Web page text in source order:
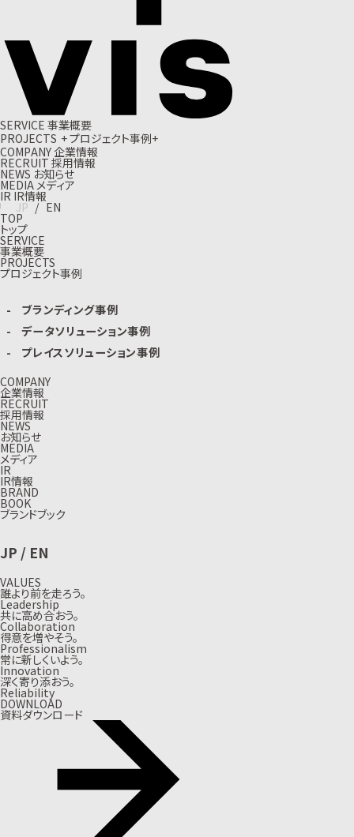
SERVICE 事業概要
PROJECTS +プロジェクト事例+
COMPANY企業情報
RECRUIT 採用情報
NEWS お知らせ
MEDIA メディア
IR IR情報
JP / EN
TOP
トップ
SERVICE
事業概要
PROJECTS
プロジェクト事例
ブランディング事例
データソリューション事例
プレイスソリューション事例
COMPANY
企業情報
RECRUIT
採用情報
NEWS
お知らせ
MEDIA
メディア
IR
IR情報
BRAND
BOOK
ブランドブック
JP / EN
VALUES
誰より前を走ろう。
Leadership
共に高め合おう。
Collaboration
得意を増やそう。
Professionalism
常に新しくいよう。
Innovation
深く寄り添おう。
Reliability
DOWNLOAD
資料ダウンロード